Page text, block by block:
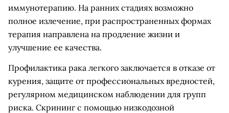
иммунотерапию. На ранних стадиях возможно
полное излечение, при распространенных формах
терапия направлена на продление жизни и
улучшение ее качества.
Профилактика рака легкого заключается в отказе от
курения, защите от профессиональных вредностей,
регулярном медицинском наблюдении для групп
риска. Скрининг с помощью низкодозной